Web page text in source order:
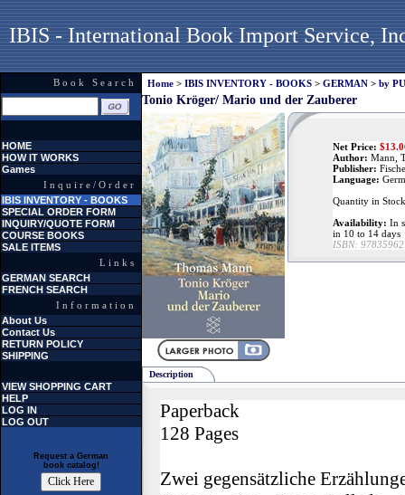
IBIS - International Book Import Service,
Book Search
HOME
HOW IT WORKS
Games
Inquire/Order
IBIS INVENTORY - BOOKS
SPECIAL ORDER FORM
INQUIRY/QUOTE FORM
COURSE BOOKS
SALE ITEMS
Links
GERMAN SEARCH
FRENCH SEARCH
Information
About Us
Contact Us
RETURN POLICY
SHIPPING
VIEW SHOPPING CART
HELP
LOG IN
LOG OUT
Request a German
book catalog!
Home > IBIS INVENTORY - BOOKS > GERMAN > by
Tonio Kröger/ Mario und der Zauberer
Net Price: $
Author: Mann,
Publisher:
Language:
Quantity in
Availability: In
in 10 to 14 days
ISBN:
Description
Paperback
128 Pages
Zwei gegensätzliche